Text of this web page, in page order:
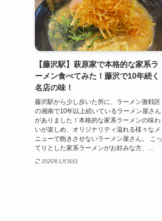
【藤沢駅】萩原家で本格的な家系ラ
ーメン食べてみた！藤沢で10年続く
名店の味！
藤沢駅から少し歩いた所に、ラーメン激戦区
の湘南で10年以上続いているラーメン屋さん
がありました！本格的な家系ラーメンの味わ
いが楽しめ、オリジナリティ溢れる様々なメ
ニューで飽きさせないラーメン屋さん。 こっ
てりとした家系ラーメンがお好みな方、...
2025年1月30日